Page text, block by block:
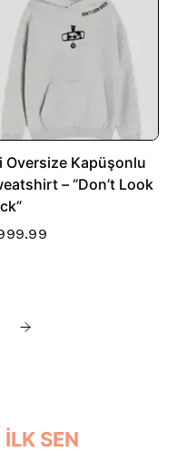
Oversize Kapüşonlu
– “Don’t Look
SEN